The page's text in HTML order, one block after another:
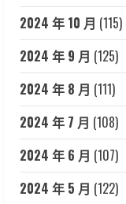
2024 年 10 月 (115)
2024 年 9 月 (125)
2024 年 8 月 (111)
2024 年 7 月 (108)
2024 年 6 月 (107)
2024 年 5 月 (122)